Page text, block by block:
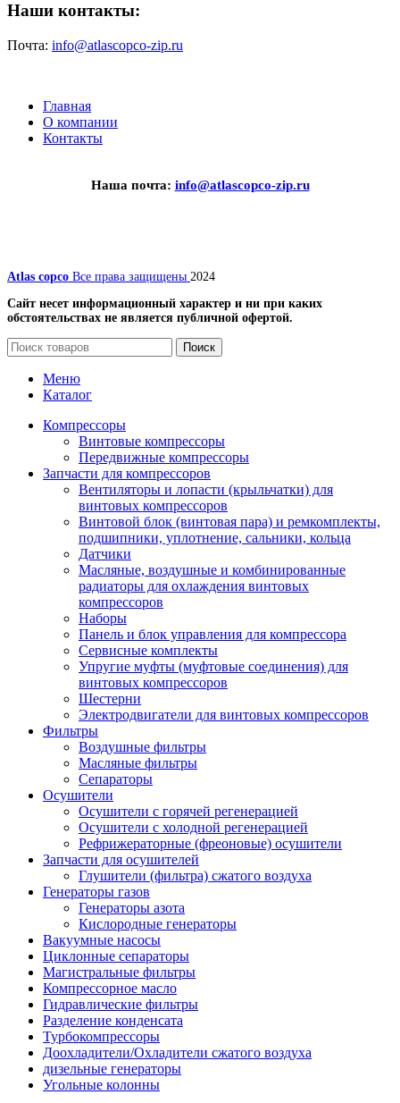
Наши контакты:
Почта: info@atlascopco-zip.ru
Главная
О компании
Контакты
Наша почта: info@atlascopco-zip.ru
Atlas copco Все права защищены 2024
Сайт несет информационный характер и ни при каких
обстоятельствах не является публичной офертой.
Поиск
Меню
Каталог
Компрессоры
Винтовые компрессоры
Передвижные компрессоры
Запчасти для компрессоров
Вентиляторы и лопасти (крыльчатки) для
винтовых компрессоров
Винтовой блок (винтовая пара) и ремкомплекты,
подшипники, уплотнение, сальники, кольца
Датчики
Масляные, воздушные и комбинированные
радиаторы для охлаждения винтовых
компрессоров
Наборы
Панель и блок управления для компрессора
Сервисные комплекты
Упругие муфты (муфтовые соединения) для
винтовых компрессоров
Шестерни
Электродвигатели для винтовых компрессоров
Фильтры
Воздушные фильтры
Масляные фильтры
Сепараторы
Осушители
Осушители с горячей регенерацией
Осушители с холодной регенерацией
Рефрижераторные (фреоновые) осушители
Запчасти для осушителей
Глушители (фильтра) сжатого воздуха
Генераторы газов
Генераторы азота
Кислородные генераторы
Вакуумные насосы
Циклонные сепараторы
Магистральные фильтры
Компрессорное масло
Гидравлические фильтры
Разделение конденсата
Турбокомпрессоры
Доохладители/Охладители сжатого воздуха
дизельные генераторы
Угольные колонны